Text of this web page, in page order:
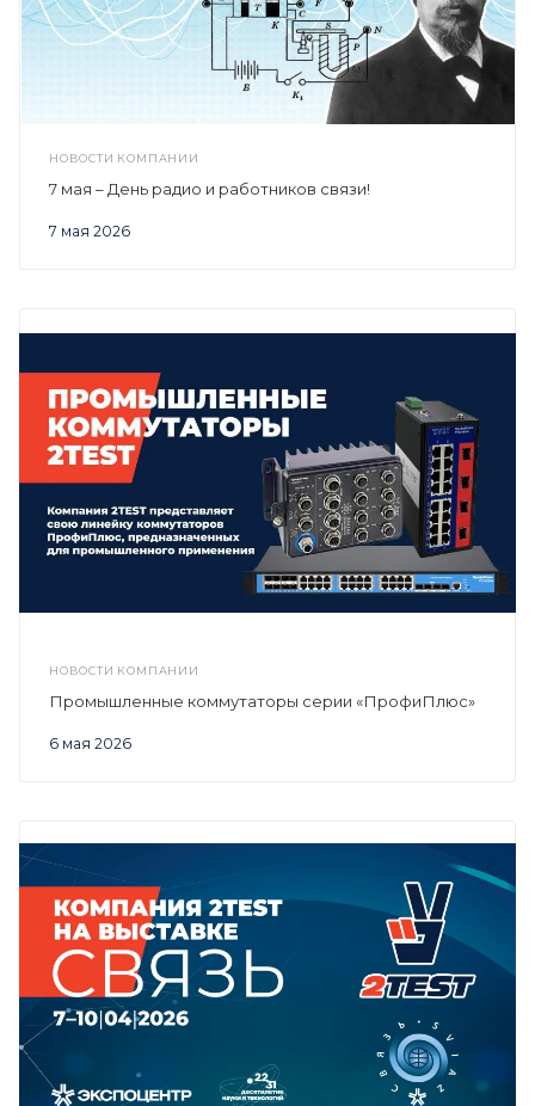
НОВОСТИ КОМПАНИИ
7 мая 2026
7 мая – День радио и работников связи!
НОВОСТИ КОМПАНИИ
6 мая 2026
Промышленные коммутаторы серии «ПрофиПлюс»